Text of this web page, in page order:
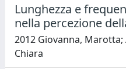
Lunghezza e
nella percezione
2012 Giovanna,
Chiara